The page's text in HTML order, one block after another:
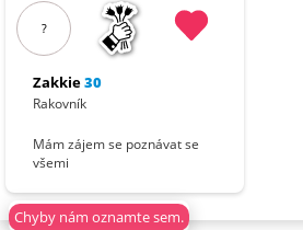
Chyby nám oznamte sem.
?
Zakkie30
Rakovník
Mám zájem se poznávat se
všemi